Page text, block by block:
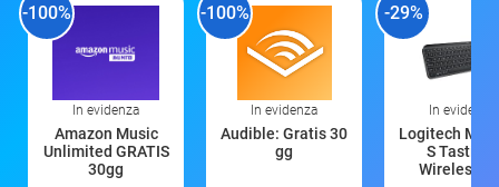
-100%
In evidenza
Amazon Music
Unlimited GRATIS
30gg
-100%
In evidenza
Audible: Gratis 30
gg
-29%
In evidenza
Logitech MX
S Tastiera
Wireless